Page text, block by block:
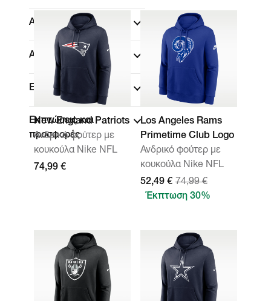
Αγόρασε ανά τιμή
Αθλήματα (1)
Εφαρμογή
Εκπτώσεις και
προσφορές
New England Patriots
Ανδρικό φούτερ με
κουκούλα Nike NFL
74,99 €
Los Angeles Rams
Primetime Club Logo
Ανδρικό φούτερ με
κουκούλα Nike NFL
52,49 € 74,99 €
Έκπτωση 30%